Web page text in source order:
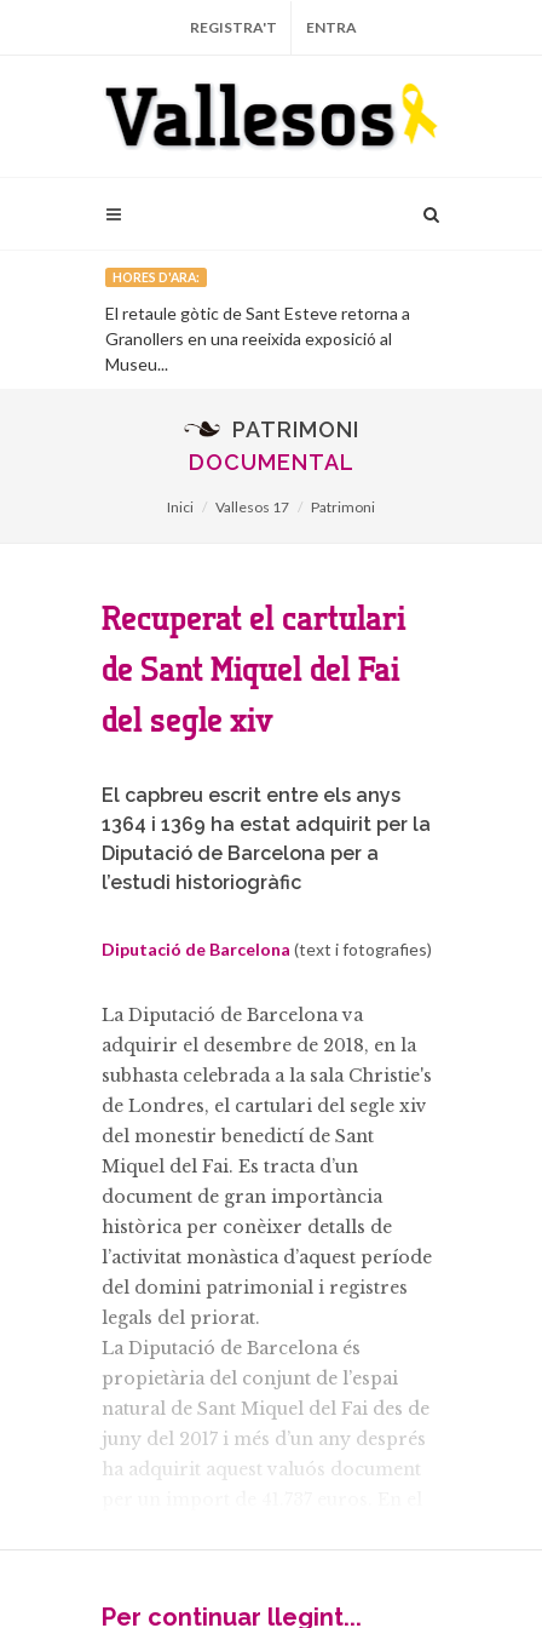
REGISTRA'T ENTRA
HORES D'ARA:
El retaule gòtic de Sant Esteve retorna a
Granollers en una reeixida exposició al
Museu...
PATRIMONI
DOCUMENTAL
Inici Vallesos 17 Patrimoni
Recuperat el cartulari
de Sant Miquel del Fai
del segle xiv
El capbreu escrit entre els anys
1364 i 1369 ha estat adquirit per la
Diputació de Barcelona per a
l’estudi historiogràfic
Diputació de Barcelona (text i fotografies)
La Diputació de Barcelona va
adquirir el desembre de 2018, en la
subhasta celebrada a la sala Christie's
de Londres, el cartulari del segle xiv
del monestir benedictí de Sant
Miquel del Fai. Es tracta d’un
document de gran importància
històrica per conèixer detalls de
l’activitat monàstica d’aquest període
del domini patrimonial i registres
legals del priorat.
La Diputació de Barcelona és
propietària del conjunt de l’espai
natural de Sant Miquel del Fai des de
juny del 2017 i més d’un any després
ha adquirit aquest valuós document
el document: “Tant bon punt vàrem
Per continuar llegint...